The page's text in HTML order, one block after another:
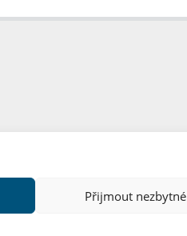
Přijmout nezbytné